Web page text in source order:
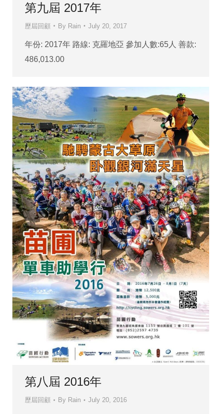
第九屆 2017年
歷屆回顧 By Rain July 20, 2017
年份: 2017年 路線: 克羅地亞 參加人數:65人 善款:
486,013.00
第八屆 2016年
歷屆回顧 By Rain July 20, 2016